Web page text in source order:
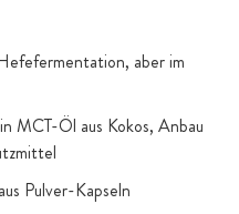
aber im
MCT-Öl aus Kokos, Anbau
Pulver-Kapseln